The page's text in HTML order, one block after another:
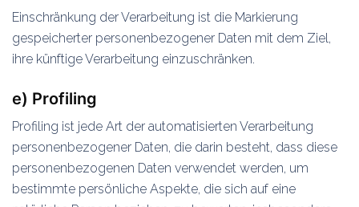
Einschränkung der Verarbeitung ist die Markierung
gespeicherter personenbezogener Daten mit dem Ziel,
ihre künftige Verarbeitung einzuschränken.
e) Profiling
Profiling ist jede Art der automatisierten Verarbeitung
personenbezogener Daten, die darin besteht, dass diese
personenbezogenen Daten verwendet werden, um
bestimmte persönliche Aspekte, die sich auf eine